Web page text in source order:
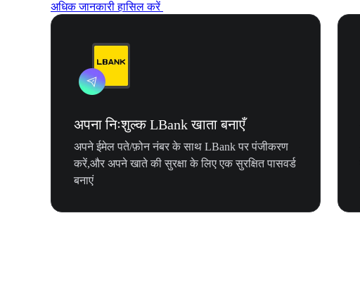
अधिक जानकारी हासिल करें
अपना निःशुल्क LBank खाता बनाएँ
अपने ईमेल पते/फ़ोन नंबर के साथ LBank पर पंजीकरण
करें,और अपने खाते की सुरक्षा के लिए एक सुरक्षित पासवर्ड
बनाएं